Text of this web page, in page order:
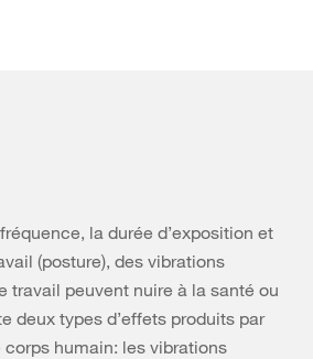
la durée d’exposition et
(posture), des vibrations
travail peuvent nuire à la santé ou
deux types d’effets produits par
humain: les vibrations